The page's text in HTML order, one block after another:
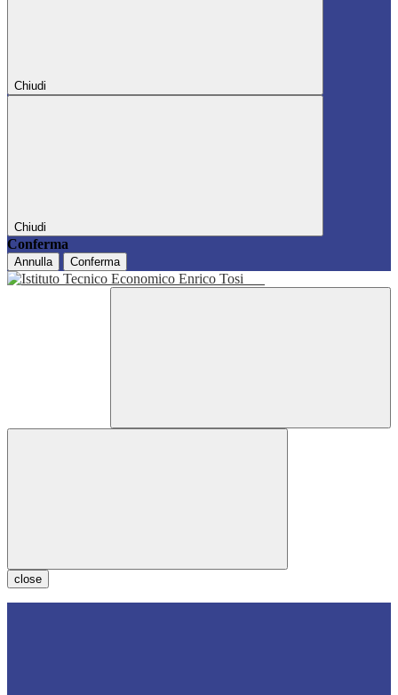
Chiudi
Chiudi
Conferma
Annulla Conferma
close